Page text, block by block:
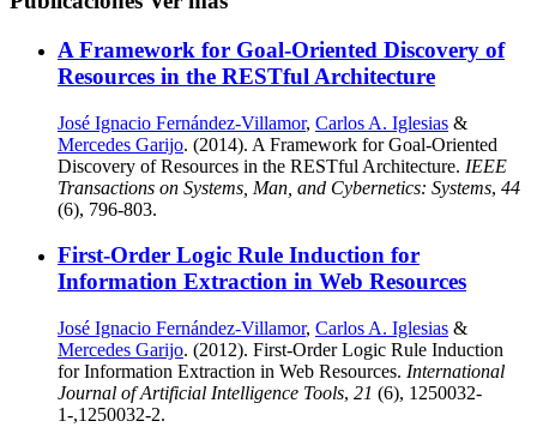
A Framework for Goal-Oriented Discovery of
Resources in the RESTful Architecture
José Ignacio Fernández-Villamor, Carlos A. Iglesias &
Mercedes Garijo. (2014). A Framework for Goal-Oriented
Discovery of Resources in the RESTful Architecture. IEEE
Transactions on Systems, Man, and Cybernetics: Systems, 44
(6), 796-803.
First-Order Logic Rule Induction for
Information Extraction in Web Resources
José Ignacio Fernández-Villamor, Carlos A. Iglesias &
Mercedes Garijo. (2012). First-Order Logic Rule Induction
for Information Extraction in Web Resources. International
Journal of Artificial Intelligence Tools, 21 (6), 1250032-
1-,1250032-2.